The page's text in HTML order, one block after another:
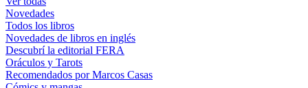
Novedades
Todos los libros
Novedades de libros en inglés
Descubrí la editorial FERA
Oráculos y Tarots
Recomendados por Marcos Casas